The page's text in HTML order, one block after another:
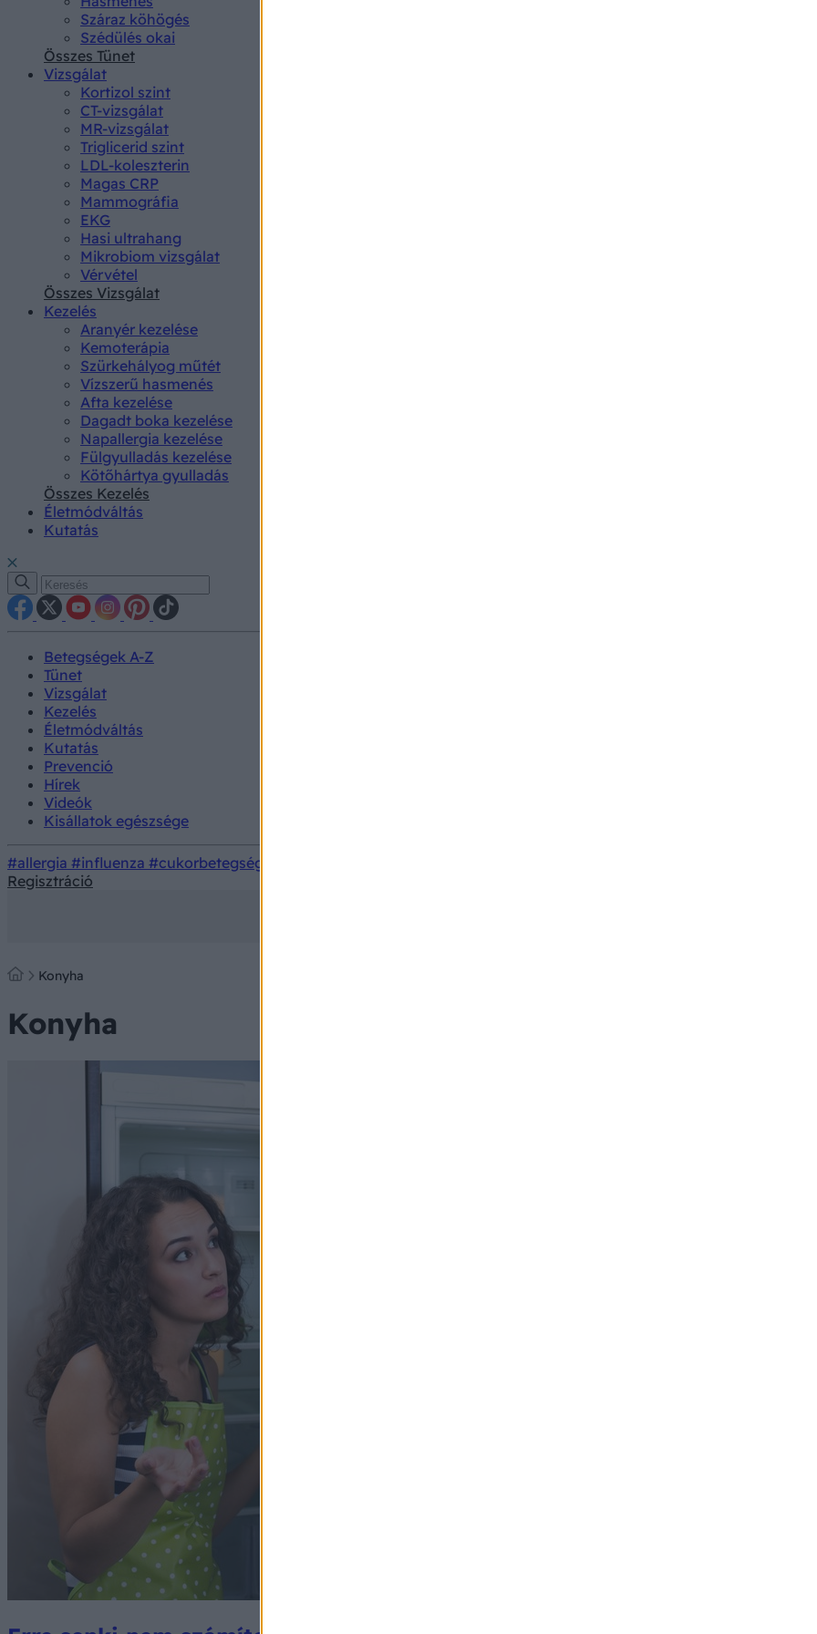
Száraz köhögés
Szédülés okai
Összes Tünet
Vizsgálat
Kortizol szint
CT-vizsgálat
MR-vizsgálat
Triglicerid szint
LDL-koleszterin
Magas CRP
Mammográfia
EKG
Hasi ultrahang
Mikrobiom vizsgálat
Vérvétel
Összes Vizsgálat
Kezelés
Aranyér kezelése
Kemoterápia
Szürkehályog műtét
Vízszerű hasmenés
Afta kezelése
Dagadt boka kezelése
Napallergia kezelése
Fülgyulladás kezelése
Kötőhártya gyulladás
Összes Kezelés
Életmódváltás
Kutatás
Betegségek A-Z
Tünet
Vizsgálat
Kezelés
Életmódváltás
Kutatás
Prevenció
Hírek
Videók
Kisállatok egészsége
#allergia #influenza #cukorbetegség
Regisztráció
Konyha
Konyha